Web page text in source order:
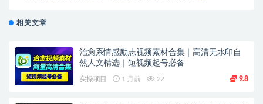
相关文章
治愈系情感励志视频素材合集｜高清无水印自
然人文精选｜短视频起号必备
实操项目 1 月前 22 9.8